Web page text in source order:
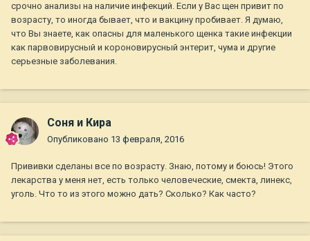
срочно анализы на наличие инфекций. Если у Вас щен привит по
возрасту, то иногда бывает, что и вакцину пробивает. Я думаю,
что Вы знаете, как опасны для маленького щенка такие инфекции
как парвовирусный и короновирусный энтерит, чума и другие
серьезные заболевания.
Соня и Кира
Опубликовано 13 февраля, 2016
Прививки сделаны все по возрасту. Знаю, потому и боюсь! Этого
лекарства у меня нет, есть только человеческие, смекта, линекс,
уголь. Что то из этого можно дать? Сколько? Как часто?